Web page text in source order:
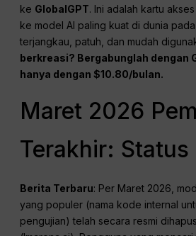
ke GlobalGPT. Ini adalah kartu
ke model AI paling kuat di dunia
terjangkau, patuh, dan mudah
berkreasi? Bergabunglah dengan
hanya dengan $10.80/bulan.
Maret 2026
Terakhir: Status
Berita Terbaru: Per Maret 2026,
yang populer (nama kode internal
pengujian) telah secara resmi